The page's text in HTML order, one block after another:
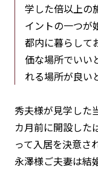
学した倍以上の
イントの一つが
都内に暮らして
価な場所でいい
れる場所が良い
秀夫様が見学した
カ月前に開設した
って入居を決意さ
永澤様ご夫妻は結